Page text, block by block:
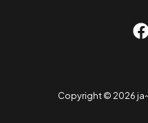
Copyright © 2026